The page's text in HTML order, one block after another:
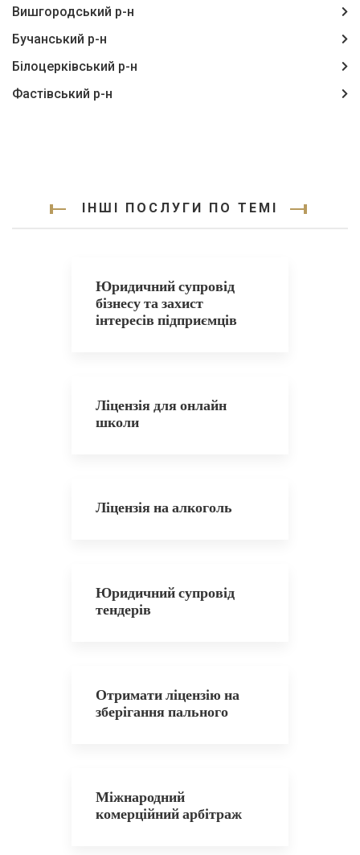
Вишгородський р-н
Бучанський р-н
Білоцерківський р-н
Фастівський р-н
ІНШІ ПОСЛУГИ ПО ТЕМІ
Юридичний супровід
бізнесу та захист
інтересів підприємців
Ліцензія для онлайн
школи
Ліцензія на алкоголь
Юридичний супровід
тендерів
Отримати ліцензію на
зберігання пального
Міжнародний
комерційний арбітраж